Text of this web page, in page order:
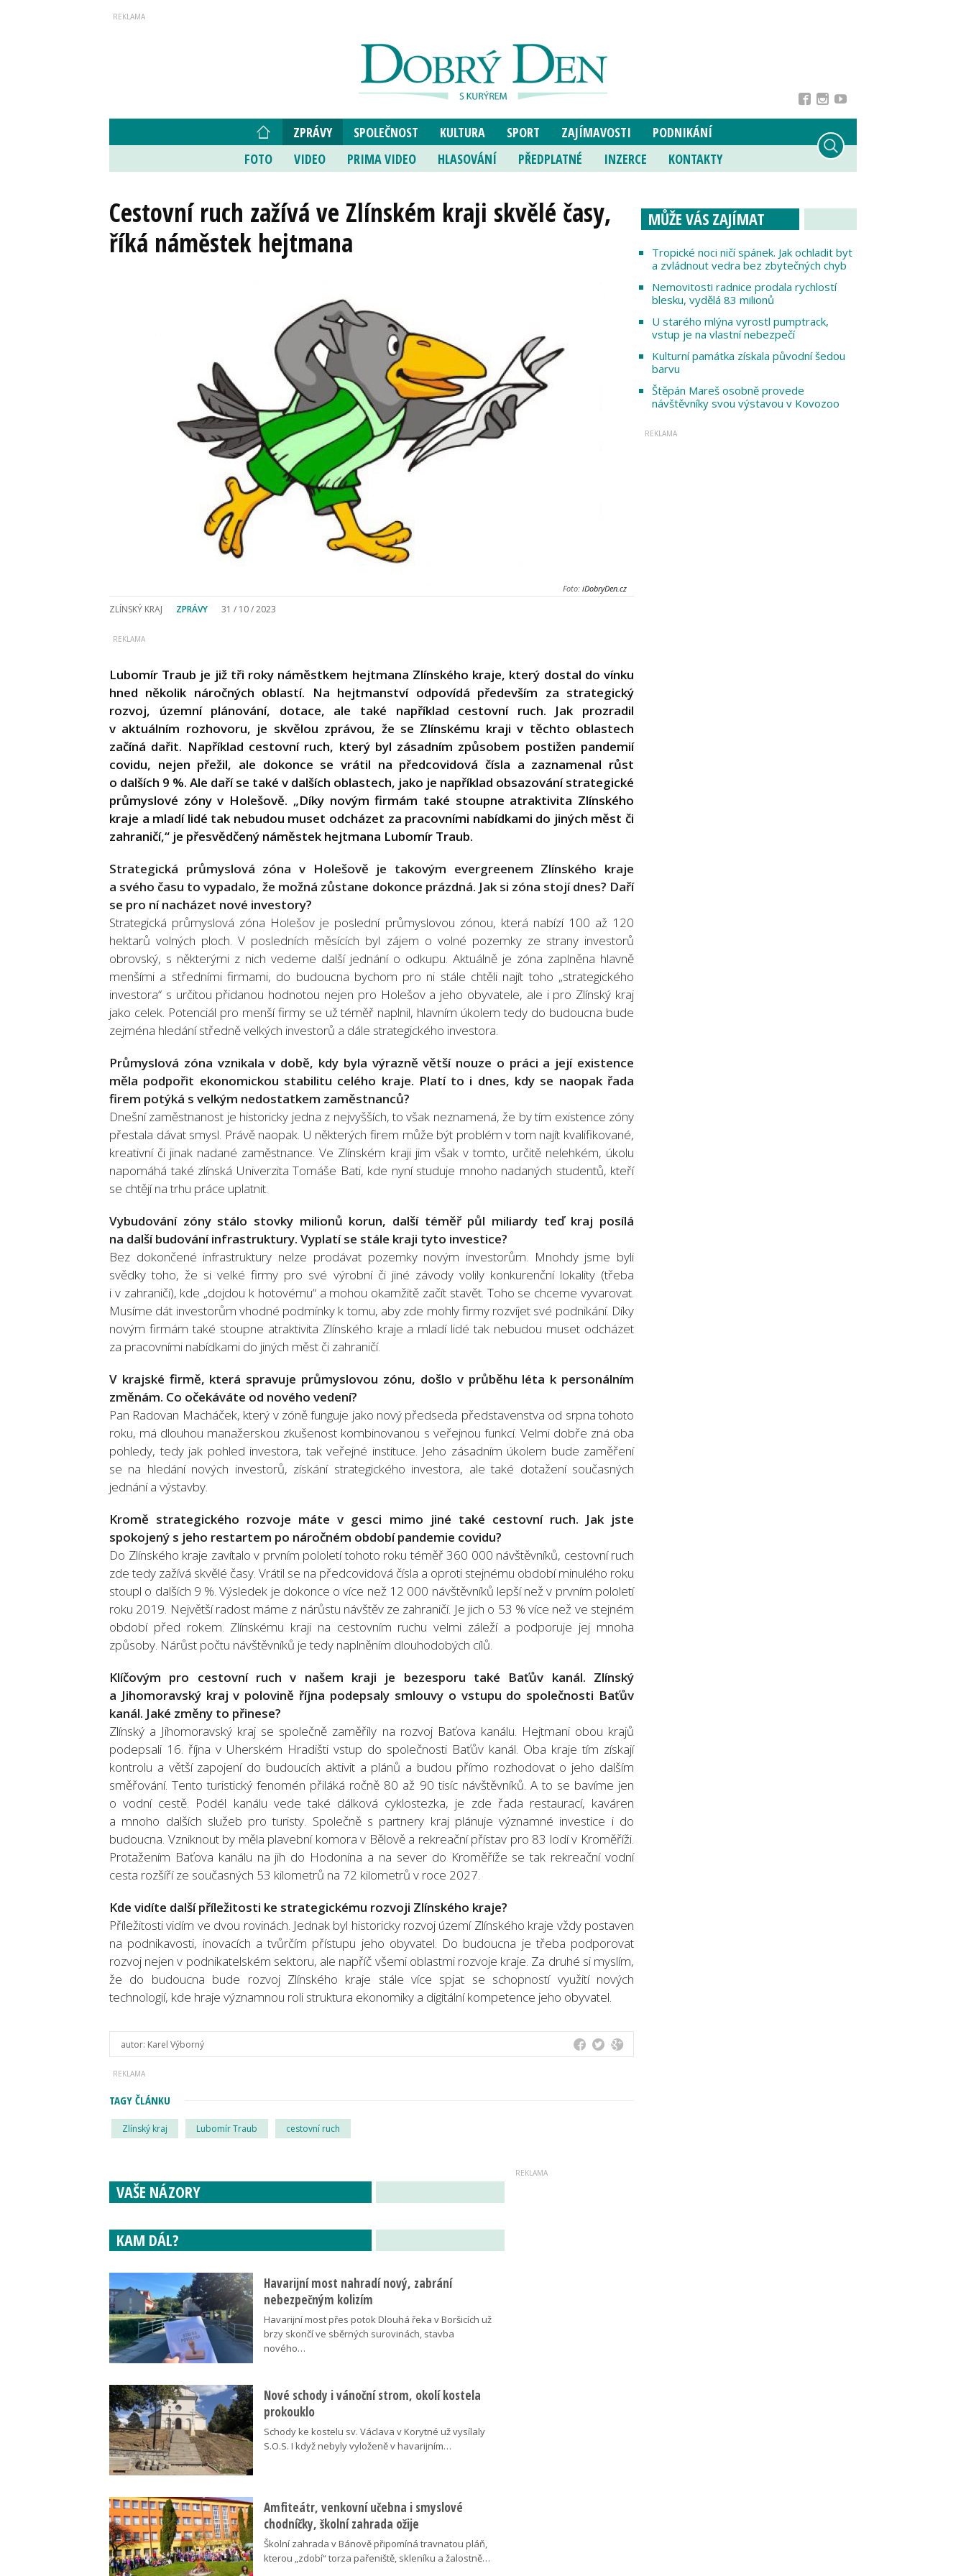
ZPRÁVY SPOLEČNOST KULTURA SPORT ZAJÍMAVOSTI
PODNIKÁNÍ
FOTO
VIDEO PRIMA VIDEO HLASOVÁNÍ PŘEDPLATNÉ INZERCE KONTAKTY
Cestovní ruch zažívá ve Zlínském kraji skvělé časy,
říká náměstek hejtmana
Foto: iDobryDen.cz
ZLÍNSKÝ KRAJ ZPRÁVY 31 / 10 / 2023
Lubomír Traub je již tři roky náměstkem hejtmana Zlínského kraje, který dostal do vínku
hned několik náročných oblastí. Na hejtmanství odpovídá především za strategický
rozvoj, územní plánování, dotace, ale také například cestovní ruch. Jak prozradil
v aktuálním rozhovoru, je skvělou zprávou, že se Zlínskému kraji v těchto oblastech
začíná dařit. Například cestovní ruch, který byl zásadním způsobem postižen pandemií
covidu, nejen přežil, ale dokonce se vrátil na předcovidová čísla a zaznamenal růst
o dalších 9 %. Ale daří se také v dalších oblastech, jako je například obsazování strategické
průmyslové zóny v Holešově. „Díky novým firmám také stoupne atraktivita Zlínského
kraje a mladí lidé tak nebudou muset odcházet za pracovními nabídkami do jiných měst či
zahraničí,“ je přesvědčený náměstek hejtmana Lubomír Traub.
Strategická průmyslová zóna v Holešově je takovým evergreenem Zlínského kraje
a svého času to vypadalo, že možná zůstane dokonce prázdná. Jak si zóna stojí dnes? Daří
se pro ní nacházet nové investory?
Strategická průmyslová zóna Holešov je poslední průmyslovou zónou, která nabízí 100 až 120
hektarů volných ploch. V posledních měsících byl zájem o volné pozemky ze strany investorů
obrovský, s některými z nich vedeme další jednání o odkupu. Aktuálně je zóna zaplněna hlavně
menšími a středními firmami, do budoucna bychom pro ni stále chtěli najít toho „strategického
investora“ s určitou přidanou hodnotou nejen pro Holešov a jeho obyvatele, ale i pro Zlínský kraj
jako celek. Potenciál pro menší firmy se už téměř naplnil, hlavním úkolem tedy do budoucna bude
zejména hledání středně velkých investorů a dále strategického investora.
Průmyslová zóna vznikala v době, kdy byla výrazně větší nouze o práci a její existence
měla podpořit ekonomickou stabilitu celého kraje. Platí to i dnes, kdy se naopak řada
firem potýká s velkým nedostatkem zaměstnanců?
Dnešní zaměstnanost je historicky jedna z nejvyšších, to však neznamená, že by tím existence zóny
přestala dávat smysl. Právě naopak. U některých firem může být problém v tom najít kvalifikované,
kreativní či jinak nadané zaměstnance. Ve Zlínském kraji jim však v tomto, určitě nelehkém, úkolu
napomáhá také zlínská Univerzita Tomáše Bati, kde nyní studuje mnoho nadaných studentů, kteří
se chtějí na trhu práce uplatnit.
Vybudování zóny stálo stovky milionů korun, další téměř půl miliardy teď kraj posílá
na další budování infrastruktury. Vyplatí se stále kraji tyto investice?
Bez dokončené infrastruktury nelze prodávat pozemky novým investorům. Mnohdy jsme byli
svědky toho, že si velké firmy pro své výrobní či jiné závody volily konkurenční lokality (třeba
i v zahraničí), kde „dojdou k hotovému“ a mohou okamžitě začít stavět. Toho se chceme vyvarovat.
Musíme dát investorům vhodné podmínky k tomu, aby zde mohly firmy rozvíjet své podnikání. Díky
novým firmám také stoupne atraktivita Zlínského kraje a mladí lidé tak nebudou muset odcházet
za pracovními nabídkami do jiných měst či zahraničí.
V krajské firmě, která spravuje průmyslovou zónu, došlo v průběhu léta k personálním
změnám. Co očekáváte od nového vedení?
Pan Radovan Macháček, který v zóně funguje jako nový předseda představenstva od srpna tohoto
roku, má dlouhou manažerskou zkušenost kombinovanou s veřejnou funkcí. Velmi dobře zná oba
pohledy, tedy jak pohled investora, tak veřejné instituce. Jeho zásadním úkolem bude zaměření
se na hledání nových investorů, získání strategického investora, ale také dotažení současných
jednání a výstavby.
Kromě strategického rozvoje máte v gesci mimo jiné také cestovní ruch. Jak jste
spokojený s jeho restartem po náročném období pandemie covidu?
Do Zlínského kraje zavítalo v prvním pololetí tohoto roku téměř 360 000 návštěvníků, cestovní ruch
zde tedy zažívá skvělé časy. Vrátil se na předcovidová čísla a oproti stejnému období minulého roku
stoupl o dalších 9 %. Výsledek je dokonce o více než 12 000 návštěvníků lepší než v prvním pololetí
roku 2019. Největší radost máme z nárůstu návštěv ze zahraničí. Je jich o 53 % více než ve stejném
období před rokem. Zlínskému kraji na cestovním ruchu velmi záleží a podporuje jej mnoha
způsoby. Nárůst počtu návštěvníků je tedy naplněním dlouhodobých cílů.
Klíčovým pro cestovní ruch v našem kraji je bezesporu také Baťův kanál. Zlínský
a Jihomoravský kraj v polovině října podepsaly smlouvy o vstupu do společnosti Baťův
kanál. Jaké změny to přinese?
Zlínský a Jihomoravský kraj se společně zaměřily na rozvoj Baťova kanálu. Hejtmani obou krajů
podepsali 16. října v Uherském Hradišti vstup do společnosti Baťův kanál. Oba kraje tím získají
kontrolu a větší zapojení do budoucích aktivit a plánů a budou přímo rozhodovat o jeho dalším
směřování. Tento turistický fenomén přiláká ročně 80 až 90 tisíc návštěvníků. A to se bavíme jen
o vodní cestě. Podél kanálu vede také dálková cyklostezka, je zde řada restaurací, kaváren
a mnoho dalších služeb pro turisty. Společně s partnery kraj plánuje významné investice i do
budoucna. Vzniknout by měla plavební komora v Bělově a rekreační přístav pro 83 lodí v Kroměříži.
Protažením Baťova kanálu na jih do Hodonína a na sever do Kroměříže se tak rekreační vodní
cesta rozšíří ze současných 53 kilometrů na 72 kilometrů v roce 2027.
Kde vidíte další příležitosti ke strategickému rozvoji Zlínského kraje?
Příležitosti vidím ve dvou rovinách. Jednak byl historicky rozvoj území Zlínského kraje vždy postaven
na podnikavosti, inovacích a tvůrčím přístupu jeho obyvatel. Do budoucna je třeba podporovat
rozvoj nejen v podnikatelském sektoru, ale napříč všemi oblastmi rozvoje kraje. Za druhé si myslím,
že do budoucna bude rozvoj Zlínského kraje stále více spjat se schopností využití nových
technologií, kde hraje významnou roli struktura ekonomiky a digitální kompetence jeho obyvatel.
autor: Karel Výborný
TAGY ČLÁNKU
Zlínský kraj Lubomír Traub cestovní ruch
MŮŽE VÁS ZAJÍMAT
Tropické noci ničí spánek. Jak ochladit byt
a zvládnout vedra bez zbytečných chyb
Nemovitosti radnice prodala rychlostí
blesku, vydělá 83 milionů
U starého mlýna vyrostl pumptrack,
vstup je na vlastní nebezpečí
Kulturní památka získala původní šedou
barvu
Štěpán Mareš osobně provede
návštěvníky svou výstavou v Kovozoo
VAŠE NÁZORY
KAM DÁL?
Havarijní most nahradí nový, zabrání
nebezpečným kolizím
Havarijní most přes potok Dlouhá řeka v Boršicích už
brzy skončí ve sběrných surovinách, stavba
nového…
Nové schody i vánoční strom, okolí kostela
prokouklo
Schody ke kostelu sv. Václava v Korytné už vysílaly
S.O.S. I když nebyly vyloženě v havarijním…
Amfiteátr, venkovní učebna i smyslové
chodníčky, školní zahrada ožije
Školní zahrada v Bánově připomíná travnatou pláň,
kterou „zdobí“ torza pařeniště, skleníku a žalostně…